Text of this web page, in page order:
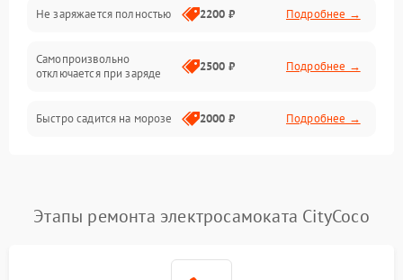
Не заряжается полностью 2200 ₽ Подробнее →
Самопроизвольно
отключается при заряде
2500 ₽ Подробнее →
Быстро садится на морозе 2000 ₽ Подробнее →
Этапы ремонта электросамоката CityCoco